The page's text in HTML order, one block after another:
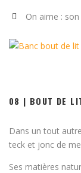
On aime :
08 | BOUT DE
Dans un tout
teck et jonc de
Ses matières